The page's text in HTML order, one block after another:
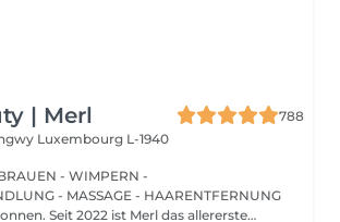
| Merl
788
Luxembourg L-1940
- WIMPERN -
- MASSAGE - HAARENTFERNUNG
Seit 2022 ist Merl das allererste